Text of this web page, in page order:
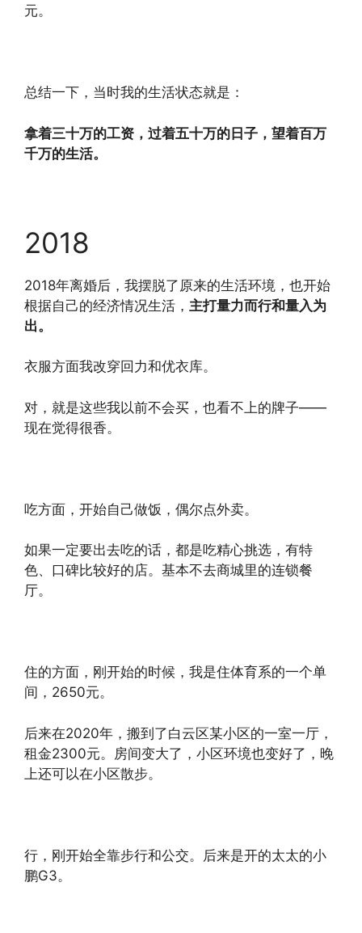
元。
总结一下，当时我的生活状态就是：
拿着三十万的工资，过着五十万的日子，望着百万
千万的生活。
2018
2018年离婚后，我摆脱了原来的生活环境，也开始
根据自己的经济情况生活， 主打量力而行和量入为
出。
衣服方面我改穿回力和优衣库。
对，就是这些我以前不会买，也看不上的牌子——
现在觉得很香。
吃方面，开始自己做饭，偶尔点外卖。
如果一定要出去吃的话，都是吃精心挑选，有特
色、口碑比较好的店。基本不去商城里的连锁餐
厅。
住的方面，刚开始的时候，我是住体育系的一个单
间，2650元。
后来在2020年，搬到了白云区某小区的一室一厅，
租金2300元。房间变大了，小区环境也变好了，晚
上还可以在小区散步。
行，刚开始全靠步行和公交。后来是开的太太的小
鹏G3。